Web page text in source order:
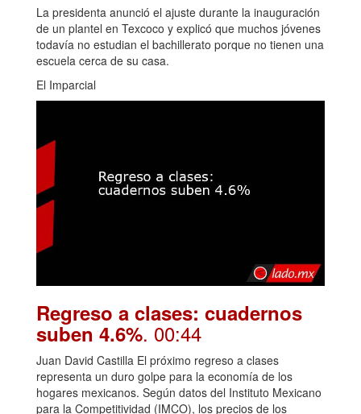
La presidenta anunció el ajuste durante la inauguración
de un plantel en Texcoco y explicó que muchos jóvenes
todavía no estudian el bachillerato porque no tienen una
escuela cerca de su casa.
El Imparcial
Regreso a clases: cuadernos
suben 4.6%. 00:44
Juan David Castilla El próximo regreso a clases
representa un duro golpe para la economía de los
hogares mexicanos. Según datos del Instituto Mexicano
para la Competitividad (IMCO), los precios de los